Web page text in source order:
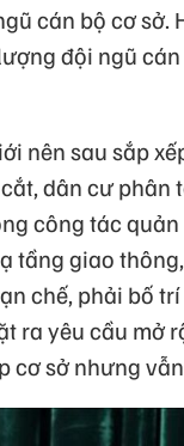
cán bộ cơ
đội ngũ
nên sau sắp
dân cư phân
công tác
tầng giao
chế, phải bố
ra yêu cầu mở
cơ sở nhưng